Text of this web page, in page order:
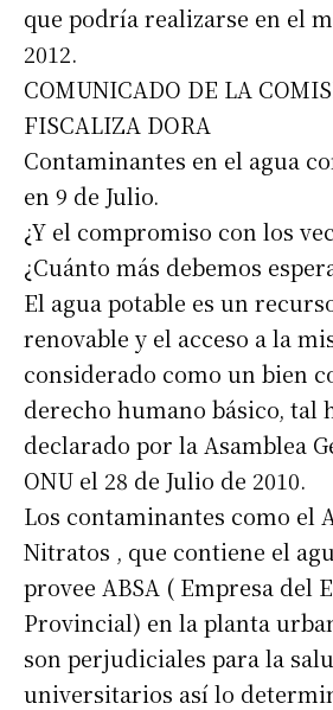
que podría realizarse en el
2012.
COMUNICADO DE LA
FISCALIZA DORA
Contaminantes en el agua
en 9 de Julio.
¿Y el compromiso con los
¿Cuánto más debemos
El agua potable es un
renovable y el acceso a la
considerado como un bien
derecho humano básico, tal
declarado por la Asamblea
ONU el 28 de Julio de 2010.
Los contaminantes como el
Nitratos , que contiene el
provee ABSA ( Empresa del
Provincial) en la planta
son perjudiciales para la
universitarios así lo